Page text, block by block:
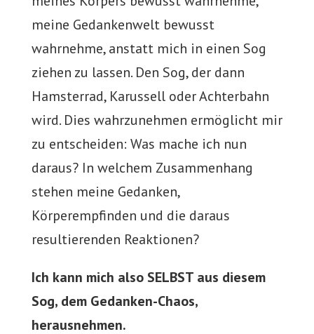
meine Gedankenwelt bewusst
wahrnehme, anstatt mich in einen Sog
ziehen zu lassen. Den Sog, der dann
Hamsterrad, Karussell oder Achterbahn
wird. Dies wahrzunehmen ermöglicht mir
zu entscheiden: Was mache ich nun
daraus? In welchem Zusammenhang
stehen meine Gedanken,
Körperempfinden und die daraus
resultierenden Reaktionen?
Ich kann mich also SELBST aus diesem
Sog, dem Gedanken-Chaos,
herausnehmen.